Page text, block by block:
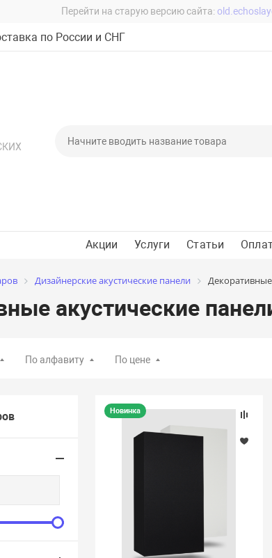
Перейти на старую версию сайта:
по России и СНГ
Акции Услуги Статьи
Дизайнерские акустические панели Декоративные
акустические
По алфавиту По цене
Новинка